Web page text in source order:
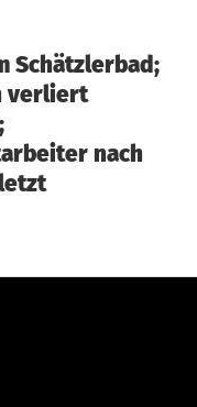
Schätzlerbad;
verliert
nach